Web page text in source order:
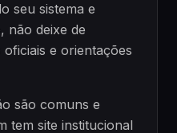
seu sistema e
não deixe de
e orientações
são comuns e
tem site institucional